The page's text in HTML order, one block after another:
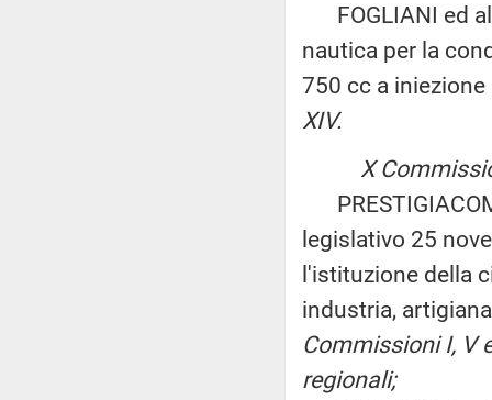
FOGLIANI ed
nautica per la
750 cc a
XIV.
X
legislativo 25
l'istituzione della
industria,
Commissioni I, V
regionali;